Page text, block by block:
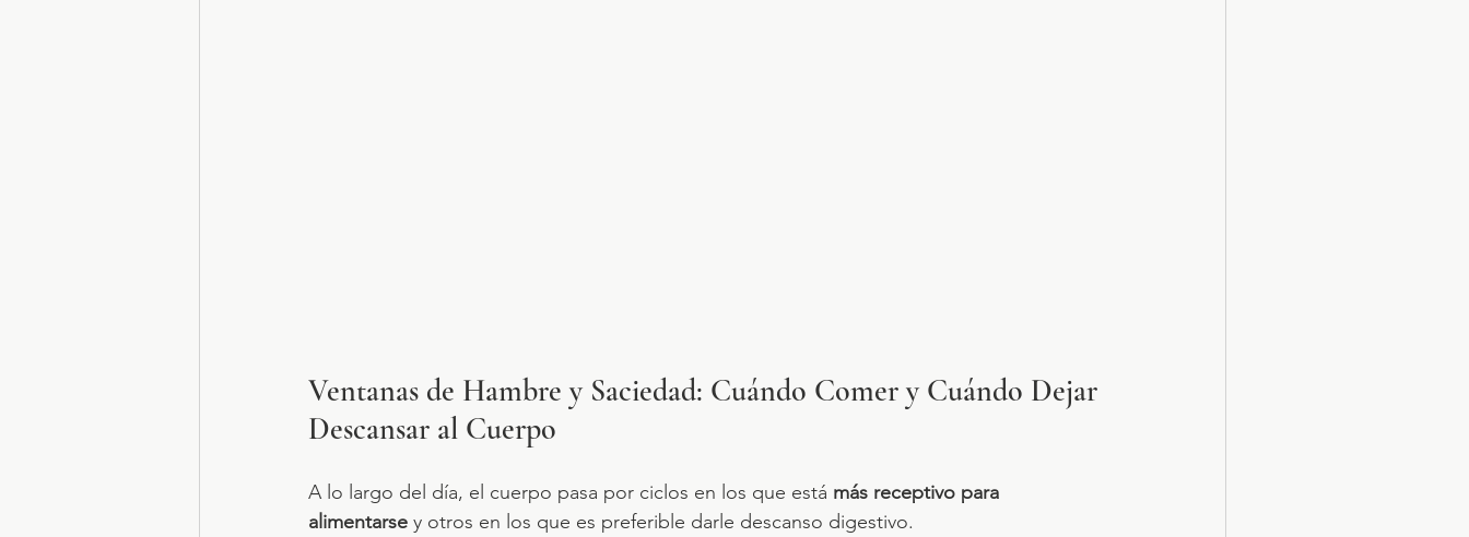
Ventanas de Hambre y Saciedad: Cuándo Comer y Cuándo Dejar
Descansar al Cuerpo
A lo largo del día, el cuerpo pasa por ciclos en los que está más receptivo para
alimentarse y otros en los que es preferible darle descanso digestivo.